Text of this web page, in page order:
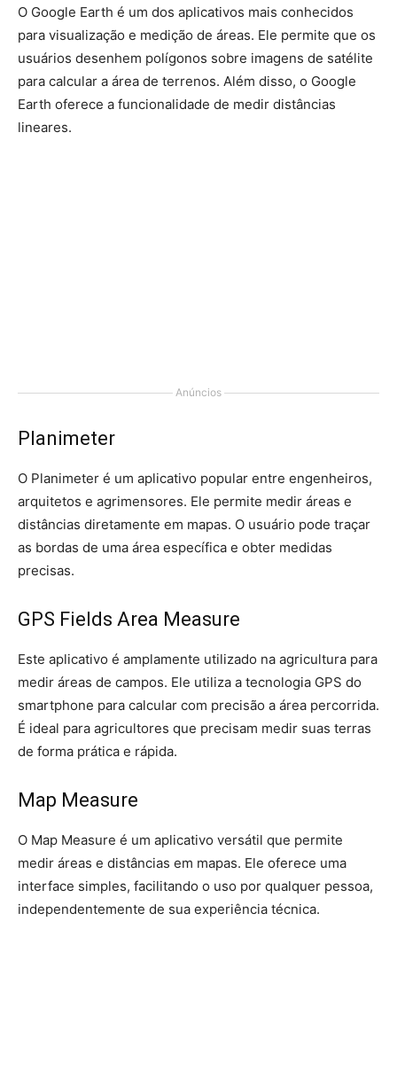
O Google Earth é um dos aplicativos mais conhecidos
para visualização e medição de áreas. Ele permite que os
usuários desenhem polígonos sobre imagens de satélite
para calcular a área de terrenos. Além disso, o Google
Earth oferece a funcionalidade de medir distâncias
lineares.
Anúncios
Planimeter
O Planimeter é um aplicativo popular entre engenheiros,
arquitetos e agrimensores. Ele permite medir áreas e
distâncias diretamente em mapas. O usuário pode traçar
as bordas de uma área específica e obter medidas
precisas.
GPS Fields Area Measure
Este aplicativo é amplamente utilizado na agricultura para
medir áreas de campos. Ele utiliza a tecnologia GPS do
smartphone para calcular com precisão a área percorrida.
É ideal para agricultores que precisam medir suas terras
de forma prática e rápida.
Map Measure
O Map Measure é um aplicativo versátil que permite
medir áreas e distâncias em mapas. Ele oferece uma
interface simples, facilitando o uso por qualquer pessoa,
independentemente de sua experiência técnica.